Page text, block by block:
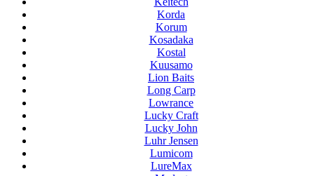
Korda
Korum
Kosadaka
Kostal
Kuusamo
Lion Baits
Long Carp
Lowrance
Lucky Craft
Lucky John
Luhr Jensen
Lumicom
LureMax